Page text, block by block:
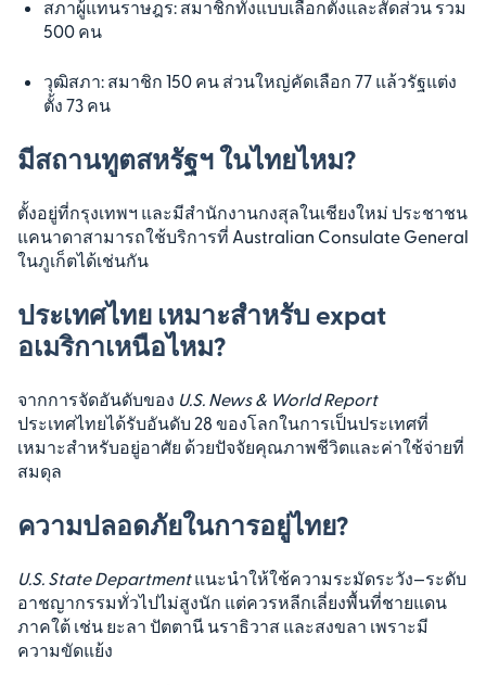
สภาผู้แทนราษฎร: สมาชิกทั้งแบบเลือกตั้งและสัดส่วน รวม
500 คน
วุฒิสภา: สมาชิก 150 คน ส่วนใหญ่คัดเลือก 77 แล้วรัฐแต่ง
ตั้ง 73 คน
มีสถานทูตสหรัฐฯ ในไทยไหม?
ตั้งอยู่ที่กรุงเทพฯ และมีสำนักงานกงสุลในเชียงใหม่ ประชาชน
แคนาดาสามารถใช้บริการที่ Australian Consulate General
ในภูเก็ตได้เช่นกัน
ประเทศไทย เหมาะสำหรับ expat
อเมริกาเหนือไหม?
จากการจัดอันดับของ U.S. News & World Report
ประเทศไทยได้รับอันดับ 28 ของโลกในการเป็นประเทศที่
เหมาะสำหรับอยู่อาศัย ด้วยปัจจัยคุณภาพชีวิตและค่าใช้จ่ายที่
สมดุล
ความปลอดภัยในการอยู่ไทย?
U.S. State Departmentแนะนำให้ใช้ความระมัดระวัง—ระดับ
อาชญากรรมทั่วไปไม่สูงนัก แต่ควรหลีกเลี่ยงพื้นที่ชายแดน
ภาคใต้ เช่น ยะลา ปัตตานี นราธิวาส และสงขลา เพราะมี
ความขัดแย้ง